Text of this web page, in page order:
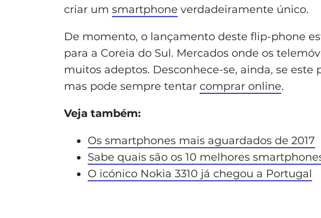
criar um smartphone verdadeiramente único.
De momento, o lançamento deste flip-phone
para a Coreia do Sul. Mercados onde os
muitos adeptos. Desconhece-se, ainda, se este
mas pode sempre tentar comprar online.
Veja também:
Os smartphones mais aguardados de 2017
Sabe quais são os 10 melhores
O icónico Nokia 3310 já chegou a Portugal